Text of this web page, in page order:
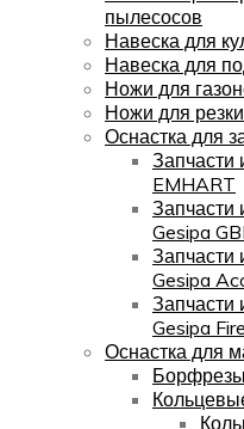
пылесосов
Навеска для
Навеска для
Ножи для
Ножи для
Оснастка для
Запчасти
EMHART
Запчасти
Gesipa
Запчасти
Gesipa
Запчасти
Gesipa
Оснастка для